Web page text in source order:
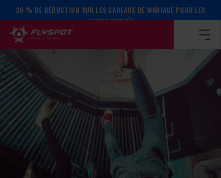
20 % DE RÉDUCTION SUR LES CADEAUX DE MARIAGE POUR LES
JEUNES MARIÉS
Page d’accueil / Calendrier des événements / ATELIER SUR